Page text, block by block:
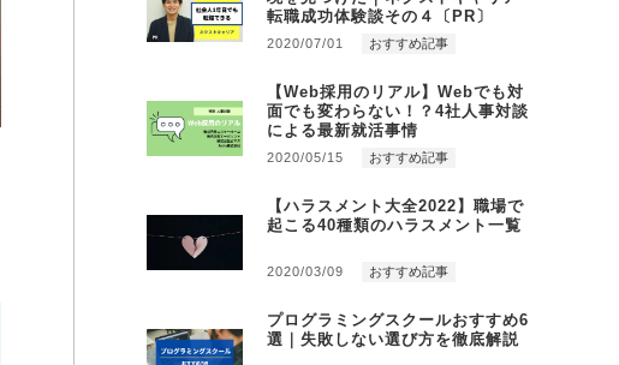
転職成功体験談その４〔PR〕
2020/07/01 おすすめ記事
【Web採用のリアル】Webでも対
面でも変わらない！？4社人事対談
による最新就活事情
2020/05/15 おすすめ記事
【ハラスメント大全2022】職場で
起こる40種類のハラスメント一覧
2020/03/09 おすすめ記事
プログラミングスクールおすすめ6
選｜失敗しない選び方を徹底解説